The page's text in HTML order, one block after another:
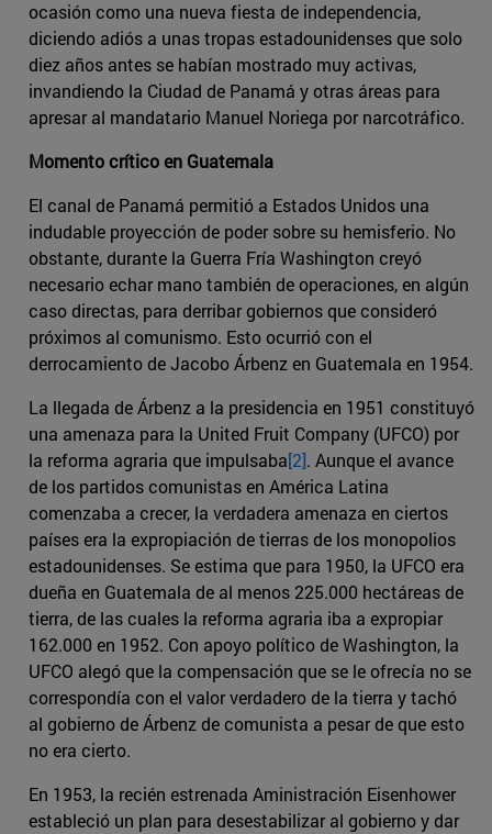
ocasión como una nueva fiesta de independencia,
diciendo adiós a unas tropas estadounidenses que solo
diez años antes se habían mostrado muy activas,
invandiendo la Ciudad de Panamá y otras áreas para
apresar al mandatario Manuel Noriega por narcotráfico.
Momento crítico en Guatemala
El canal de Panamá permitió a Estados Unidos una
indudable proyección de poder sobre su hemisferio. No
obstante, durante la Guerra Fría Washington creyó
necesario echar mano también de operaciones, en algún
caso directas, para derribar gobiernos que consideró
próximos al comunismo. Esto ocurrió con el
derrocamiento de Jacobo Árbenz en Guatemala en 1954.
La llegada de Árbenz a la presidencia en 1951 constituyó
una amenaza para la United Fruit Company (UFCO) por
la reforma agraria que impulsaba[2]. Aunque el avance
de los partidos comunistas en América Latina
comenzaba a crecer, la verdadera amenaza en ciertos
países era la expropiación de tierras de los monopolios
estadounidenses. Se estima que para 1950, la UFCO era
dueña en Guatemala de al menos 225.000 hectáreas de
tierra, de las cuales la reforma agraria iba a expropiar
162.000 en 1952. Con apoyo político de Washington, la
UFCO alegó que la compensación que se le ofrecía no se
correspondía con el valor verdadero de la tierra y tachó
al gobierno de Árbenz de comunista a pesar de que esto
no era cierto.
En 1953, la recién estrenada Aministración Eisenhower
estableció un plan para desestabilizar al gobierno y dar